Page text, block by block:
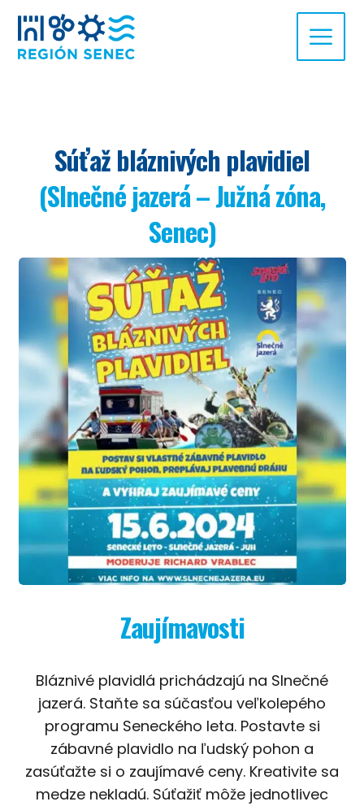
Súťaž bláznivých plavidiel
(Slnečné jazerá – Južná zóna,
Senec)
Zaujímavosti
Bláznivé plavidlá prichádzajú na Slnečné
jazerá. Staňte sa súčasťou veľkolepého
programu Seneckého leta. Postavte si
zábavné plavidlo na ľudský pohon a
zasúťažte si o zaujímavé ceny. Kreativite sa
medze nekladú. Súťažiť môže jednotlivec